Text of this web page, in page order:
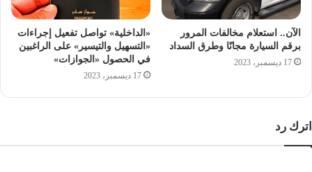
الآن.. استعلام مخالفات المرور
برقم السيارة مجانًا وطرق السداد
17 ديسمبر، 2023
«الداخلية» تواصل تفعيل إجراءات
«التسهيل والتيسير» على الراغبين
في الحصول «الجوازات»
17 ديسمبر، 2023
اترك رد